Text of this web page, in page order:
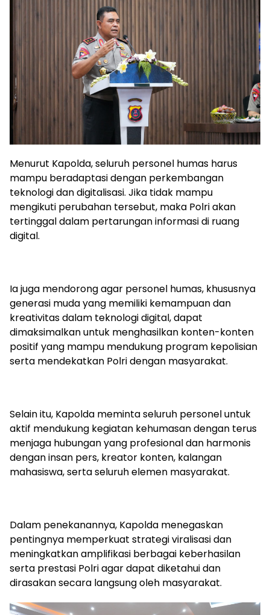
Menurut Kapolda, seluruh personel humas harus
mampu beradaptasi dengan perkembangan
teknologi dan digitalisasi. Jika tidak mampu
mengikuti perubahan tersebut, maka Polri akan
tertinggal dalam pertarungan informasi di ruang
digital.
Ia juga mendorong agar personel humas, khususnya
generasi muda yang memiliki kemampuan dan
kreativitas dalam teknologi digital, dapat
dimaksimalkan untuk menghasilkan konten-konten
positif yang mampu mendukung program kepolisian
serta mendekatkan Polri dengan masyarakat.
Selain itu, Kapolda meminta seluruh personel untuk
aktif mendukung kegiatan kehumasan dengan terus
menjaga hubungan yang profesional dan harmonis
dengan insan pers, kreator konten, kalangan
mahasiswa, serta seluruh elemen masyarakat.
Dalam penekanannya, Kapolda menegaskan
pentingnya memperkuat strategi viralisasi dan
meningkatkan amplifikasi berbagai keberhasilan
serta prestasi Polri agar dapat diketahui dan
dirasakan secara langsung oleh masyarakat.